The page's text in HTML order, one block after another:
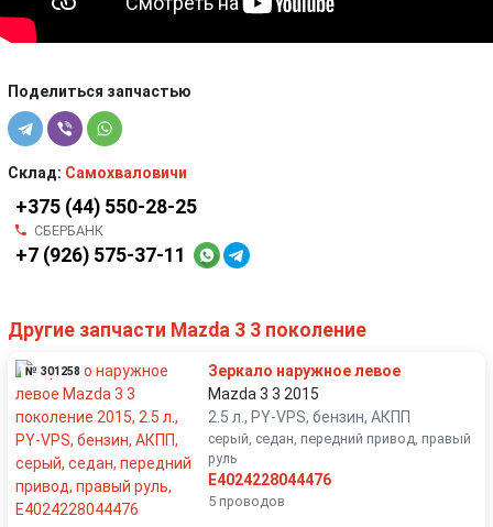
Поделиться запчастью
Склад: Самохваловичи
+375 (44) 550-28-25
СБЕРБАНК
+7 (926) 575-37-11
Другие запчасти Mazda 3 3 поколение
№ 301258
Зеркало наружное левое
Mazda 3 3 2015
2.5 л., PY-VPS, бензин, АКПП
серый, седан, передний привод, правый
руль
E4024228044476
5 проводов